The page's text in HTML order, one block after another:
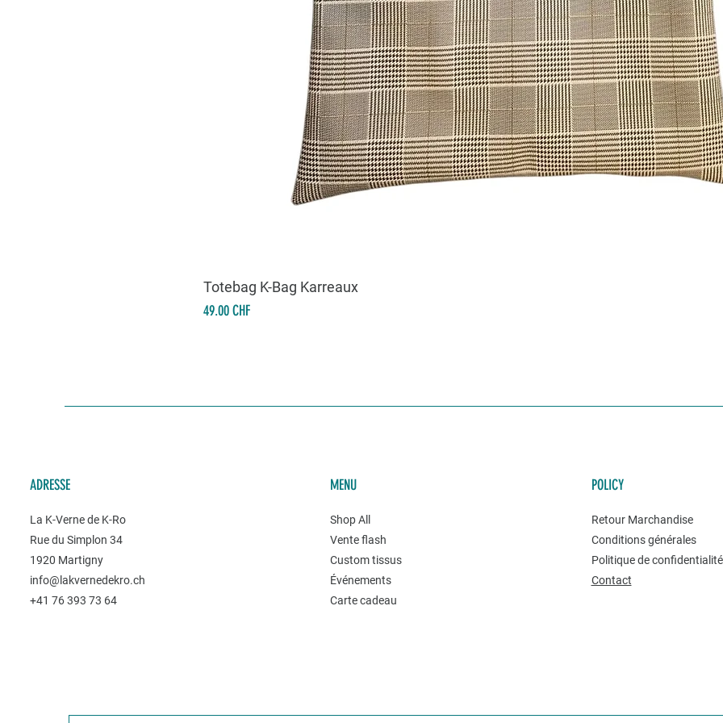
Totebag K-Bag Karreaux
Prix
49.00 CHF
ADRESSE
La K-Verne de K-Ro
Rue du Simplon 34
1920 Martigny
info@lakvernedekro.ch
+41 76 393 73 64
MENU
Shop All
Vente flash
Custom tissus
Événements
Carte cadeau
POLICY
Retour Marchandise
Conditions générales
Politique de
Contact